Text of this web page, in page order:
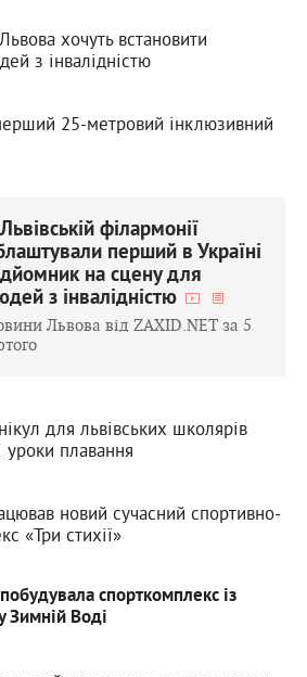
хочуть встановити
з інвалідністю
25-метровий інклюзивний
філармонії
перший в Україні
на сцену для
з інвалідністю
Львова від ZAXID.NET за 5
для львівських школярів
уроки плавання
новий сучасний спортивно-
«Три стихії»
спорткомплекс із
Зимній Воді